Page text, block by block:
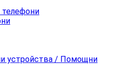
телефони
устройства / Помощни